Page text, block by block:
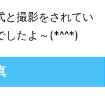
と撮影をされてい
したよ～(*^^*)